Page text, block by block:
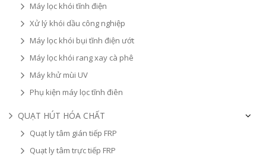
Máy lọc khói tĩnh điện
Xử lý khói dầu công nghiệp
Máy lọc khói bụi tĩnh điện ướt
Máy lọc khói rang xay cà phê
Máy khử mùi UV
Phụ kiện máy lọc tĩnh điên
QUẠT HÚT HÓA CHẤT
Quạt ly tâm gián tiếp FRP
Quạt ly tâm trực tiếp FRP